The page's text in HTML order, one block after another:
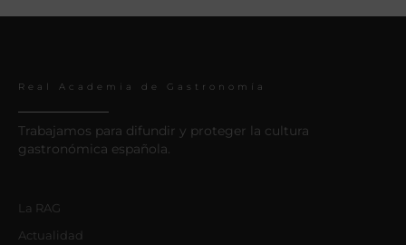
Real Academia de Gastronomía
Trabajamos para difundir y proteger la cultura
gastronómica española.
La RAG
Actualidad